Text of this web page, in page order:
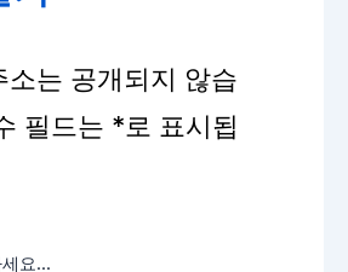
소는 공개되지 않습
필드는 *로 표시됩
요...